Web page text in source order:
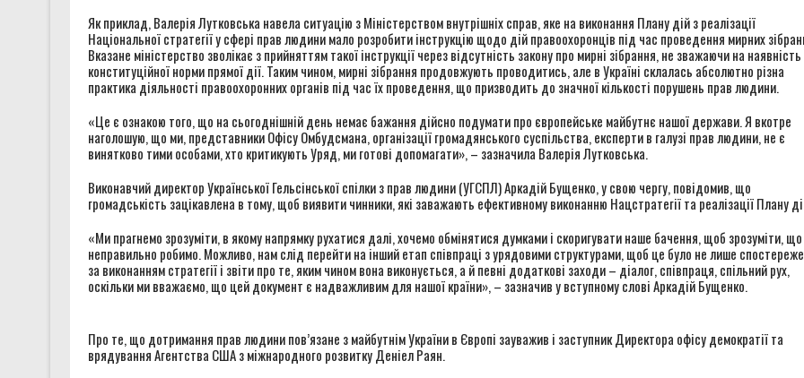
Як приклад, Валерія Лутковська навела ситуацію з Міністерством внутрішніх справ, яке на виконання Плану дій з реалізації
Національної стратегії у сфері прав людини мало розробити інструкцію щодо дій правоохоронців під час проведення мирних
Вказане міністерство зволікає з прийняттям такої інструкції через відсутність закону про мирні зібрання, не зважаючи на наявність
конституційної норми прямої дії. Таким чином, мирні зібрання продовжують проводитись, але в Україні склалась абсолютно різна
практика діяльності правоохоронних органів під час їх проведення, що призводить до значної кількості порушень прав людини.
«Це є ознакою того, що на сьогоднішній день немає бажання дійсно подумати про європейське майбутнє нашої держави. Я вкотре
наголошую, що ми, представники Офісу Омбудсмана, організації громадянського суспільства, експерти в галузі прав людини, не є
винятково тими особами, хто критикують Уряд, ми готові допомагати», – зазначила Валерія Лутковська.
Виконавчий директор Української Гельсінської спілки з прав людини (УГСПЛ) Аркадій Бущенко, у свою чергу, повідомив, що
громадськість зацікавлена в тому, щоб виявити чинники, які заважають ефективному виконанню Нацстратегії та реалізації Плану
«Ми прагнемо зрозуміти, в якому напрямку рухатися далі, хочемо обмінятися думками і скоригувати наше бачення, щоб зрозуміти,
неправильно робимо. Можливо, нам слід перейти на інший етап співпраці з урядовими структурами, щоб це було не лише
за виконанням стратегії і звіти про те, яким чином вона виконується, а й певні додаткові заходи – діалог, співпраця, спільний рух,
оскільки ми вважаємо, що цей документ є надважливим для нашої країни», – зазначив у вступному слові Аркадій Бущенко.
Про те, що дотримання прав людини пов’язане з майбутнім України в Європі зауважив і заступник Директора офісу демократії та
врядування Агентства США з міжнародного розвитку Деніел Раян.